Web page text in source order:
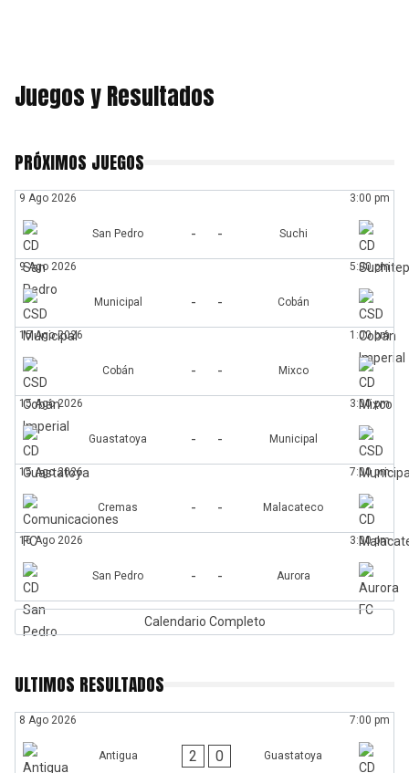
Juegos y Resultados
PRÓXIMOS JUEGOS
9 Ago 2026 3:00 pm
San Pedro - - Suchi
9 Ago 2026 5:00 pm
Municipal - - Cobán
15 Ago 2026 1:00 pm
Cobán - - Mixco
15 Ago 2026 3:00 pm
Guastatoya - - Municipal
15 Ago 2026 7:00 pm
Cremas - - Malacateco
16 Ago 2026 3:00 pm
San Pedro - - Aurora
Calendario Completo
ULTIMOS RESULTADOS
8 Ago 2026 7:00 pm
Antigua 2 0 Guastatoya